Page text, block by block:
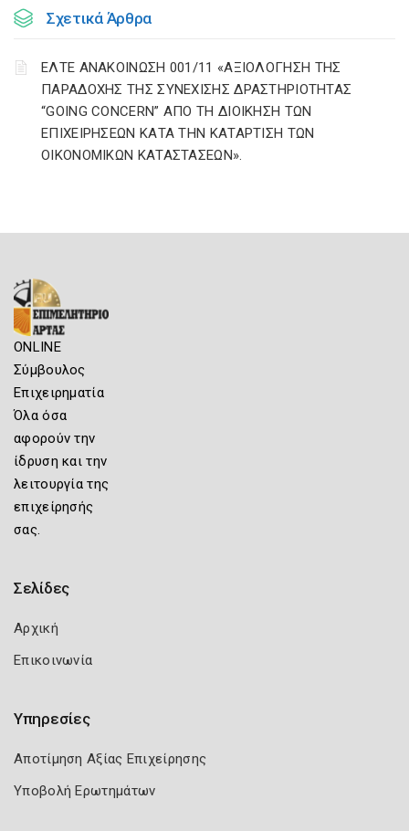
Σχετικά Άρθρα
ΕΛΤΕ ΑΝΑΚΟΙΝΩΣΗ 001/11 «ΑΞΙΟΛΟΓΗΣΗ ΤΗΣ
ΠΑΡΑΔΟΧΗΣ ΤΗΣ ΣΥΝΕΧΙΣΗΣ ΔΡΑΣΤΗΡΙΟΤΗΤΑΣ
“GOING CONCERN” ΑΠΟ ΤΗ ΔΙΟΙΚΗΣΗ ΤΩΝ
ΕΠΙΧΕΙΡΗΣΕΩΝ ΚΑΤΑ ΤΗΝ ΚΑΤΑΡΤΙΣΗ ΤΩΝ
ΟΙΚΟΝΟΜΙΚΩΝ ΚΑΤΑΣΤΑΣΕΩΝ».
ONLINE
Σύμβουλος
Επιχειρηματία
Όλα όσα
αφορούν την
ίδρυση και την
λειτουργία της
επιχείρησής
σας.
Σελίδες
Αρχική
Επικοινωνία
Υπηρεσίες
Αποτίμηση Αξίας Επιχείρησης
Υποβολή Ερωτημάτων